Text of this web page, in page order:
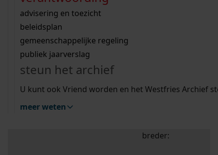
bouwvergunningen
omgevingsvergunningen
vergunningen
beeld en geluid
uitleg nodig?
Wij helpen u op weg met een aantal zoektips.
bekijk alle zoektips
Wij helpen u op weg met een aantal zoektips.
bekijk alle zoektips
bekijk ons geschiedenislokaal
advisering en toezicht
beleidsplan
gemeenschappelijke regeling
publiek jaarverslag
steun het archief
U kunt ook Vriend worden en het Westfries Archief
meer weten
zoektips
Mijn Studiezaal (inloggen)
uw zoekopdracht te
breder: